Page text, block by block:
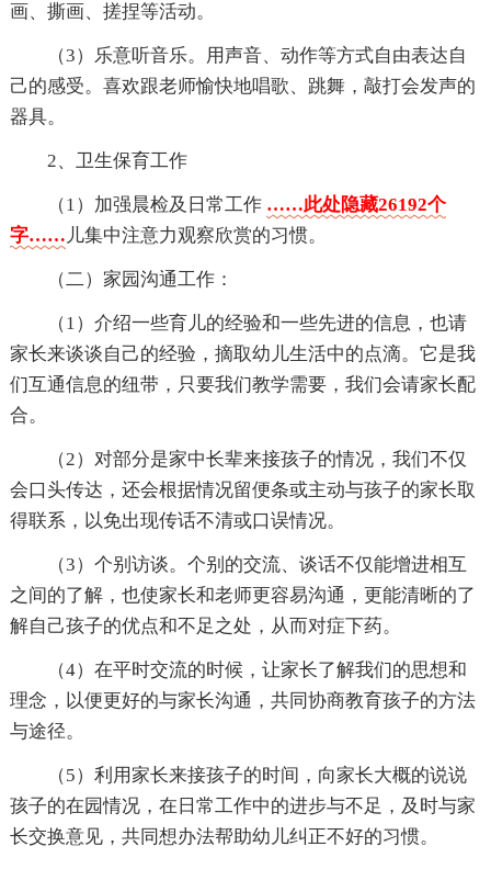
画、撕画、搓捏等活动。
（3）乐意听音乐。用声音、动作等方式自由表达自
己的感受。喜欢跟老师愉快地唱歌、跳舞，敲打会发声的
器具。
2、卫生保育工作
（1）加强晨检及日常工作 ……此处隐藏26192个
字…… 儿集中注意力观察欣赏的习惯。
（二）家园沟通工作：
（1）介绍一些育儿的经验和一些先进的信息，也请
家长来谈谈自己的经验，摘取幼儿生活中的点滴。它是我
们互通信息的纽带，只要我们教学需要，我们会请家长配
合。
（2）对部分是家中长辈来接孩子的情况，我们不仅
会口头传达，还会根据情况留便条或主动与孩子的家长取
得联系，以免出现传话不清或口误情况。
（3）个别访谈。个别的交流、谈话不仅能增进相互
之间的了解，也使家长和老师更容易沟通，更能清晰的了
解自己孩子的优点和不足之处，从而对症下药。
（4）在平时交流的时候，让家长了解我们的思想和
理念，以便更好的与家长沟通，共同协商教育孩子的方法
与途径。
（5）利用家长来接孩子的时间，向家长大概的说说
孩子的在园情况，在日常工作中的进步与不足，及时与家
长交换意见，共同想办法帮助幼儿纠正不好的习惯。